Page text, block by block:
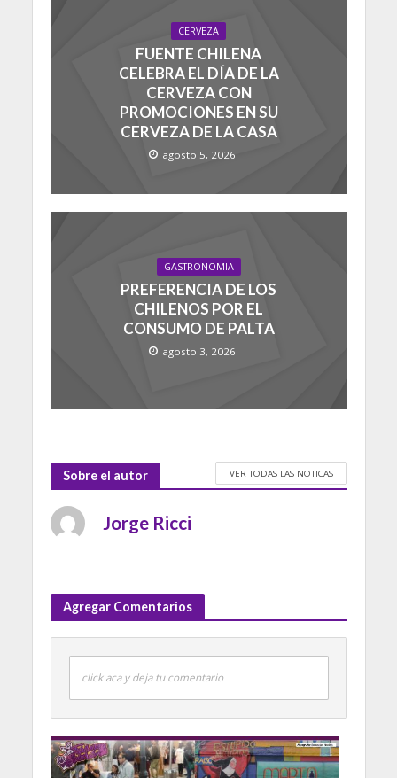
CERVEZA
FUENTE CHILENA
CELEBRA EL DÍA DE LA
CERVEZA CON
PROMOCIONES EN SU
CERVEZA DE LA CASA
agosto 5, 2026
GASTRONOMIA
PREFERENCIA DE LOS
CHILENOS POR EL
CONSUMO DE PALTA
agosto 3, 2026
Sobre el autor VER TODAS LAS NOTICAS
Jorge Ricci
Agregar Comentarios
click aca y deja tu comentario